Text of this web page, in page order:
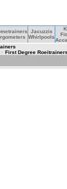
Jacuzzis
Whirlpools
> First Degree